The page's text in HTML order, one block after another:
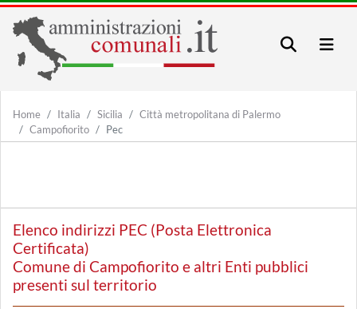
Home Italia Sicilia
Città metropolitana di Palermo
Campofiorito
Pec
Elenco indirizzi PEC (Posta Elettronica
Certificata)
Comune di Campofiorito e altri Enti pubblici
presenti sul territorio